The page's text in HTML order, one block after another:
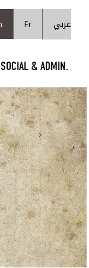
Fr عربي
SOCIAL & ADMIN.